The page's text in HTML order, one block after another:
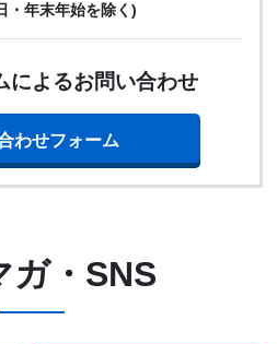
・年末年始を除く)
によるお問い合わせ
わせフォーム
ガ・SNS